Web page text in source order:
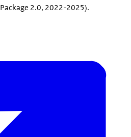
2.0, 2022-2025).